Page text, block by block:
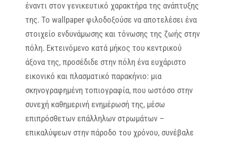
έναντι στον γενικευτικό χαρακτήρα της ανάπτυξης
της. Το wallpaper φιλοδοξούσε να αποτελέσει ένα
στοιχείο ενδυνάμωσης και τόνωσης της ζωής στην
πόλη. Εκτεινόμενο κατά μήκος του κεντρικού
άξονα της, προσέδιδε στην πόλη ένα ευχάριστο
εικονικό και πλασματικό παρακήνιο: μια
σκηνογραφημένη τοπιογραφία, που ωστόσο στην
συνεχή καθημερινή ενημέρωσή της, μέσω
επιπρόσθετων επάλληλων στρωμάτων –
επικαλύψεων στην πάροδο του χρόνου, συνέβαλε